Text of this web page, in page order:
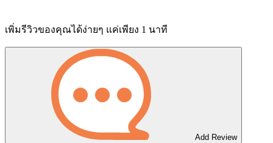
เพิ่มรีวิวของคุณได้ง่ายๆ แค่เพียง 1 นาที
Add Review